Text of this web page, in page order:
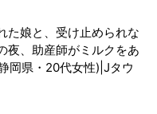
た娘と、受け止められな
夜、助産師がミルクをあ
岡県・20代女性)|Jタウ